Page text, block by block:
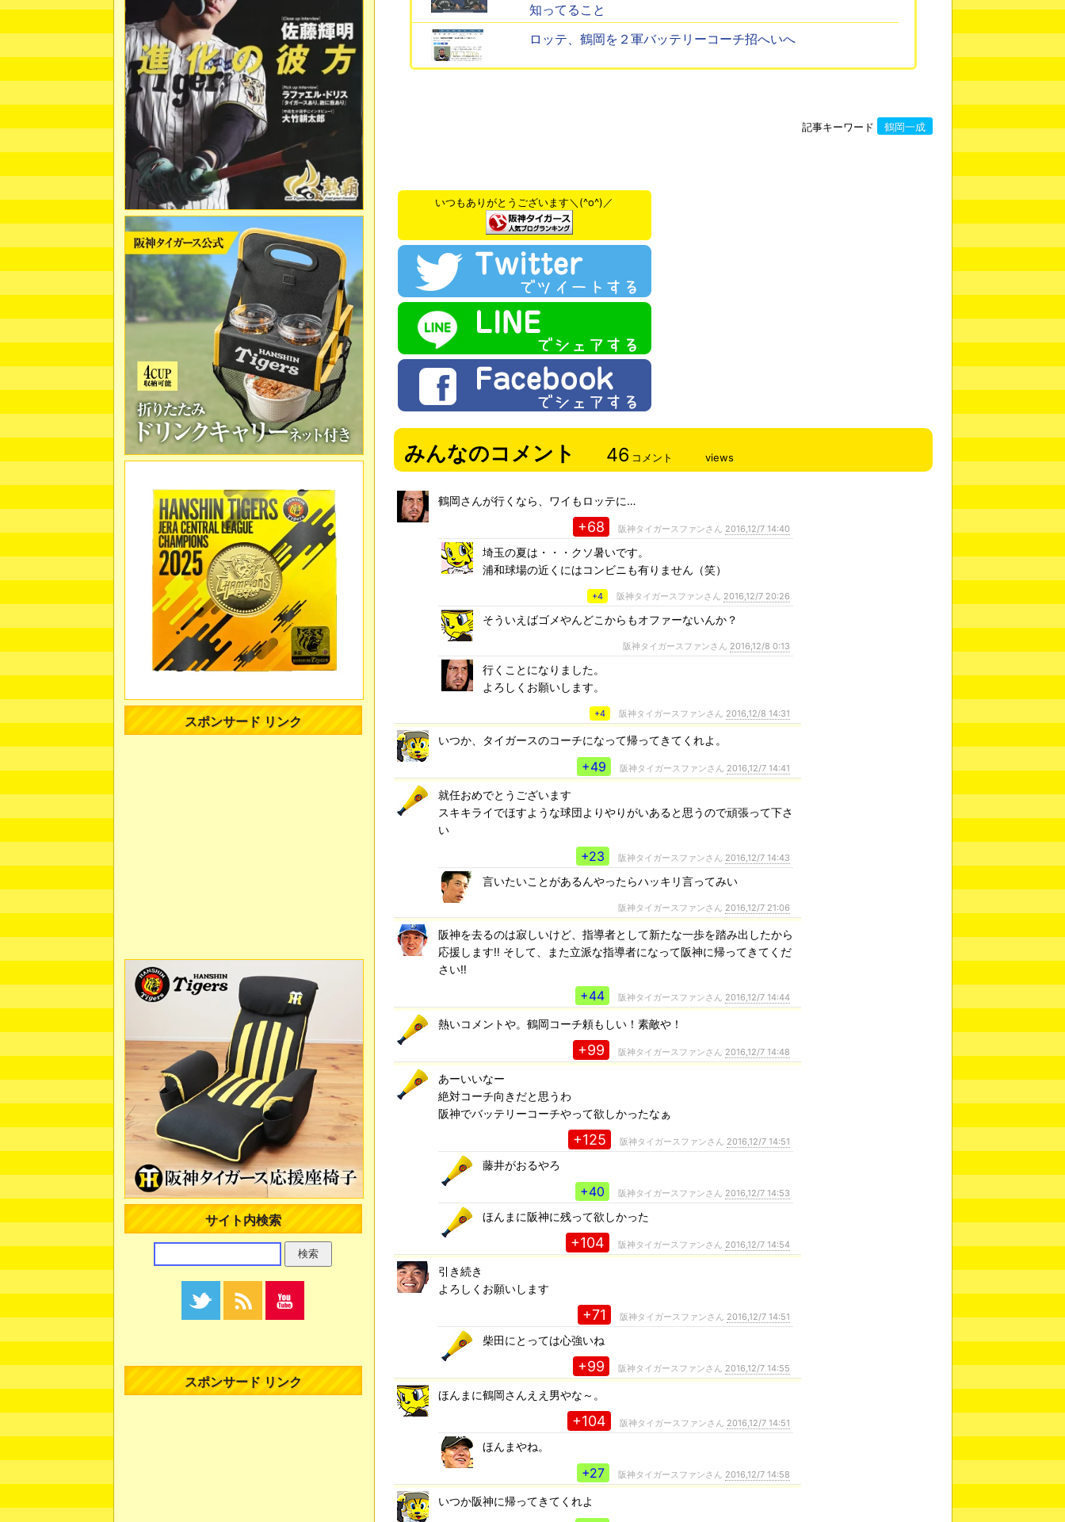
知ってること
ロッテ、鶴岡を２軍バッテリーコーチ招へいへ
記事キーワード 鶴岡一成
いつもありがとうございます＼(^o^)／
みんなのコメント 46 コメント views
鶴岡さんが行くなら、ワイもロッテに…
+68 阪神タイガースファンさん 2016,12/7 14:40
埼玉の夏は・・・クソ暑いです。
浦和球場の近くにはコンビニも有りません（笑）
+4 阪神タイガースファンさん 2016,12/7 20:26
そういえばゴメやんどこからもオファーないんか？
阪神タイガースファンさん 2016,12/8 0:13
行くことになりました。
よろしくお願いします。
+4 阪神タイガースファンさん 2016,12/8 14:31
いつか、タイガースのコーチになって帰ってきてくれよ。
+49 阪神タイガースファンさん 2016,12/7 14:41
就任おめでとうございます
スキキライでほすような球団よりやりがいあると思うので頑張って下さ
い
+23 阪神タイガースファンさん 2016,12/7 14:43
言いたいことがあるんやったらハッキリ言ってみい
阪神タイガースファンさん 2016,12/7 21:06
阪神を去るのは寂しいけど、指導者として新たな一歩を踏み出したから
応援します‼ そして、また立派な指導者になって阪神に帰ってきてくだ
さい‼
+44 阪神タイガースファンさん 2016,12/7 14:44
熱いコメントや。鶴岡コーチ頼もしい！素敵や！
+99 阪神タイガースファンさん 2016,12/7 14:48
あーいいなー
絶対コーチ向きだと思うわ
阪神でバッテリーコーチやって欲しかったなぁ
+125 阪神タイガースファンさん 2016,12/7 14:51
藤井がおるやろ
+40 阪神タイガースファンさん 2016,12/7 14:53
ほんまに阪神に残って欲しかった
+104 阪神タイガースファンさん 2016,12/7 14:54
引き続き
よろしくお願いします
+71 阪神タイガースファンさん 2016,12/7 14:51
柴田にとっては心強いね
+99 阪神タイガースファンさん 2016,12/7 14:55
ほんまに鶴岡さんええ男やな～。
+104 阪神タイガースファンさん 2016,12/7 14:51
ほんまやね。
+27 阪神タイガースファンさん 2016,12/7 14:58
いつか阪神に帰ってきてくれよ
スポンサード リンク
サイト内検索
スポンサード リンク